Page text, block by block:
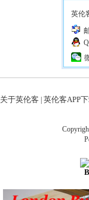
英伦
关于英伦客 英伦客APP